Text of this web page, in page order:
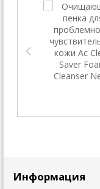
Информация